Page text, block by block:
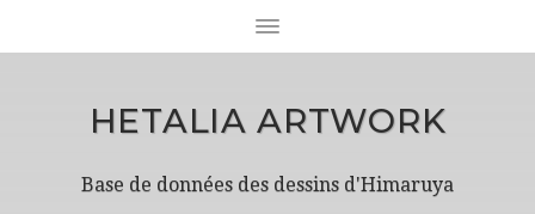
HETALIA ARTWORK
Base de données des dessins d'Himaruya